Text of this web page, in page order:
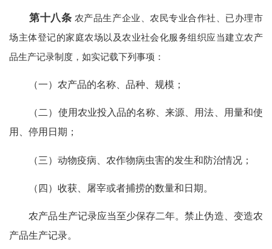
第十八条 农产品生产企业、农民专业合作社、已办理市
场主体登记的家庭农场以及农业社会化服务组织应当建立农产
品生产记录制度，如实记载下列事项：
（一）农产品的名称、品种、规模；
（二）使用农业投入品的名称、来源、用法、用量和使
用、停用日期；
（三）动物疫病、农作物病虫害的发生和防治情况；
（四）收获、屠宰或者捕捞的数量和日期。
农产品生产记录应当至少保存二年。禁止伪造、变造农
产品生产记录。